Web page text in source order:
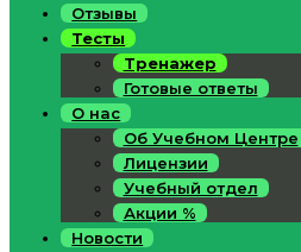
Отзывы
Тесты
Тренажер
Готовые ответы
О нас
Об Учебном Центре
Лицензии
Учебный отдел
Акции %
Новости